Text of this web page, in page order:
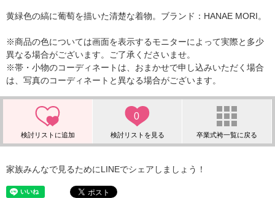
黄緑色の縞に葡萄を描いた清楚な着物。ブランド：HANAE MORI。
※商品の色については画面を表示するモニターによって実際と多少
異なる場合がございます。ご了承くださいませ。
※帯・小物のコーディネートは、おまかせで申し込みいただく場合
は、写真のコーディネートと異なる場合がございます。
0
家族みんなで見るためにLINEでシェアしましょう！